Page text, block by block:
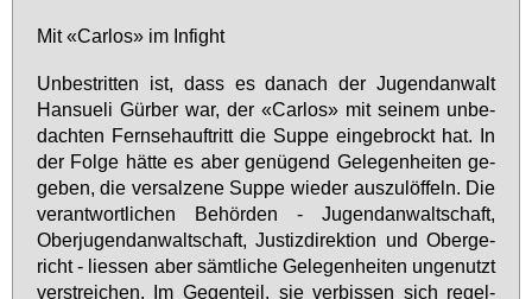
Mit «Car­los» im In­fight
Un­be­strit­ten ist, dass es da­nach der Ju­gend­an­walt
Han­sue­li Gür­ber war, der «Car­los» mit sei­nem un­be­
dach­ten Fern­seh­auf­tritt die Sup­pe ein­ge­brockt hat. In
der Fol­ge hät­te es aber ge­nü­gend Ge­le­gen­hei­ten ge­
ge­ben, die ver­sal­ze­ne Sup­pe wie­der aus­zu­löf­feln. Die
ver­ant­wort­li­chen Be­hör­den - Ju­gend­an­walt­schaft,
Ober­ju­gend­an­walt­schaft, Jus­tiz­di­rek­ti­on und Ober­ge­
richt - lies­sen aber sämt­li­che Ge­le­gen­hei­ten un­ge­nutzt
ver­strei­chen. Im Ge­gen­teil, sie ver­bis­sen sich re­gel­